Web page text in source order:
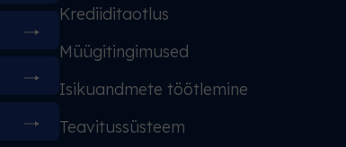
Krediiditaotlus
Müügitingimused
Isikuandmete töötlemine
Teavitussüsteem